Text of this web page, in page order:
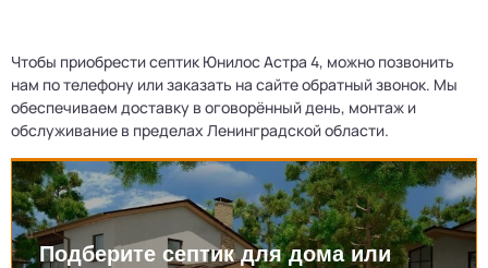
Чтобы приобрести септик Юнилос Астра 4, можно позвонить
нам по телефону или заказать на сайте обратный звонок. Мы
обеспечиваем доставку в оговорённый день, монтаж и
обслуживание в пределах Ленинградской области.
Подберите септик для дома или